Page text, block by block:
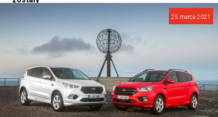
oznacza,
że
polscy
25 marca 2021